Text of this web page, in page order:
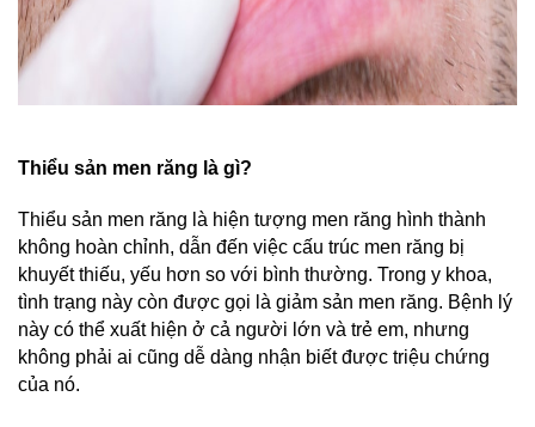
Thiểu sản men răng là gì?
Thiểu sản men răng là hiện tượng men răng hình thành
không hoàn chỉnh, dẫn đến việc cấu trúc men răng bị
khuyết thiếu, yếu hơn so với bình thường. Trong y khoa,
tình trạng này còn được gọi là giảm sản men răng. Bệnh lý
này có thể xuất hiện ở cả người lớn và trẻ em, nhưng
không phải ai cũng dễ dàng nhận biết được triệu chứng
của nó.